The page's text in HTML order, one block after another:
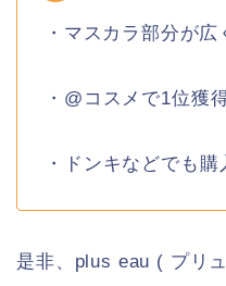
・マスカラ部分が
・@コスメで1位獲
・ドンキなどでも購
是非、plus eau ( プリ